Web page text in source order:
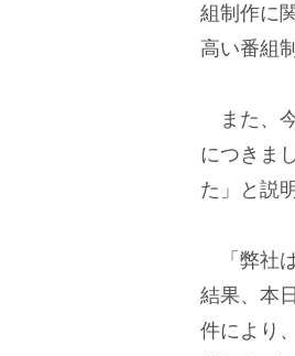
組制作に
高い番組
また、
につきま
た」と説明
「弊社
結果、本
件により